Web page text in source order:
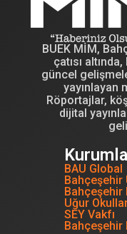
BUEK MİM,
çatısı
güncel
yayınlayan
Röportajlar,
dijital
BAU Global
Bahçeşehir
Uğur
SEY Vakfı
Bahçeşehir